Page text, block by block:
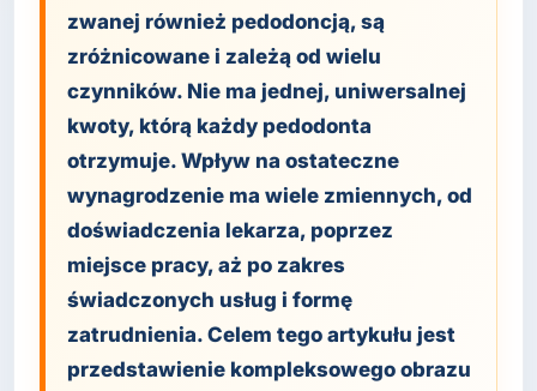
zwanej również pedodoncją, są
zróżnicowane i zależą od wielu
czynników. Nie ma jednej, uniwersalnej
kwoty, którą każdy pedodonta
otrzymuje. Wpływ na ostateczne
wynagrodzenie ma wiele zmiennych, od
doświadczenia lekarza, poprzez
miejsce pracy, aż po zakres
świadczonych usług i formę
zatrudnienia. Celem tego artykułu jest
przedstawienie kompleksowego obrazu